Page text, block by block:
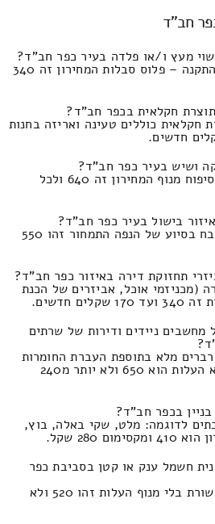
חב"ד
מעץ ו/או פלדה בעיר כפר חב"ד?
תעריף הובלת דלתות ללא התקנה – פלוס סבלות המחירון זה 340
חקלאית בכפר חב"ד?
כוללים טעינה ואריזה בחנות
ושיש בעיר כפר חב"ד?
העלות להובלת קרמיקות בסיפוח מנוף המחירון זה 640 ולכל
בישול בעיר כפר חב"ד?
אופציית הובלת ארונות מטבח בסיוע של הנפה התמחור זהו 550
תחזוקת דירה באיזור כפר חב"ד?
(מכניזמי אוכל, אביזרים של הכנת
חדשים.
ניידים ודירות של שרתים
מלא בתוספת העברת החומרות
הובלה של חדר שרתים מלא העלות הוא 650 ולא יותר מ240
בכפר חב"ד?
לדוגמה: מלט, שקי באלה, בוץ,
280 שקל.
חשמל ענק או קטן בסביבת כפר
תעריף של העברת ארון תקשורת בלי מנוף העלות זהו 520 ולא